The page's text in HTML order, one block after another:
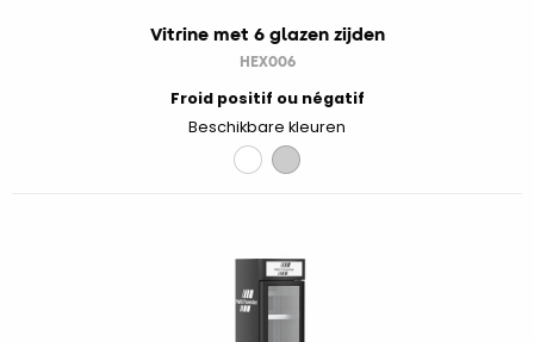
Vitrine met 6 glazen zijden
HEX006
Froid positif ou négatif
Beschikbare kleuren